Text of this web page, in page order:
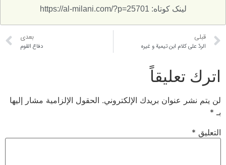
لینک کوتاه: https://al-milani.com/?p=25701
قبلی
الردّ على كلام ابن تيمية و غيره
بعدی
دفاع القوم
اترك تعليقاً
لن يتم نشر عنوان بريدك الإلكتروني. الحقول الإلزامية مشار إليها
بـ *
التعليق *